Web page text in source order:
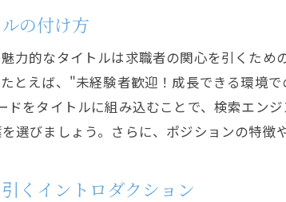
ポジティブな
キャリアパ
多様性とイ
の付け方
力的なタイトルは求職者の関心を引くた
とえば、"未経験者歓迎！成長できる環境
ドをタイトルに組み込むことで、検索エン
選びましょう。さらに、ポジションの特徴
くイントロダクション